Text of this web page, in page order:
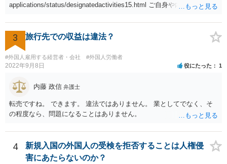
applications/status/designatedactivities15.html ご自身や内定先企業で
いる弁護士や行政書士に相談されるのが良いです。
3 旅行先での収益は違法？
#外国人雇用する経営者・会社 #外国人労働者
2022年9月8日 役にたった 1
内藤 政信 弁護士
転売ですね。 できます。 違法ではありません。 業としてでなく、そ
の程度なら、問題になることはありません。
4
新規入国の外国人の受検を拒否することは人権侵
害にあたらないのか？